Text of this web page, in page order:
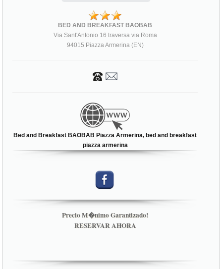
BED AND BREAKFAST BAOBAB
Via Sant'Antonio 16 traversa via Roma
94015 Piazza Armerina (EN)
Bed and Breakfast BAOBAB Piazza Armerina, bed and breakfast
piazza armerina
Precio M�nimo Garantizado!
RESERVAR AHORA